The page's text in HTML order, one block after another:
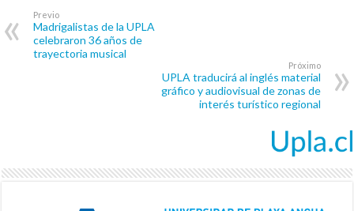
Previo
Madrigalistas de la UPLA
celebraron 36 años de
trayectoria musical
Próximo
UPLA traducirá al inglés material
gráfico y audiovisual de zonas de
interés turístico regional